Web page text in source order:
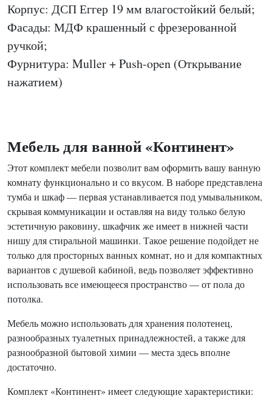
Корпус: ДСП Еггер 19 мм влагостойкий белый;
Фасады: МДФ крашенный с фрезерованной
ручкой;
Фурнитура: Muller + Push-open (Открывание
нажатием)
Мебель для ванной «Континент»
Этот комплект мебели позволит вам оформить вашу ванную
комнату функционально и со вкусом. В наборе представлена
тумба и шкаф — первая устанавливается под умывальником,
скрывая коммуникации и оставляя на виду только белую
эстетичную раковину, шкафчик же имеет в нижней части
нишу для стиральной машинки. Такое решение подойдет не
только для просторных ванных комнат, но и для компактных
вариантов с душевой кабиной, ведь позволяет эффективно
использовать все имеющееся пространство — от пола до
потолка.
Мебель можно использовать для хранения полотенец,
разнообразных туалетных принадлежностей, а также для
разнообразной бытовой химии — места здесь вполне
достаточно.
Комплект «Континент» имеет следующие характеристики: